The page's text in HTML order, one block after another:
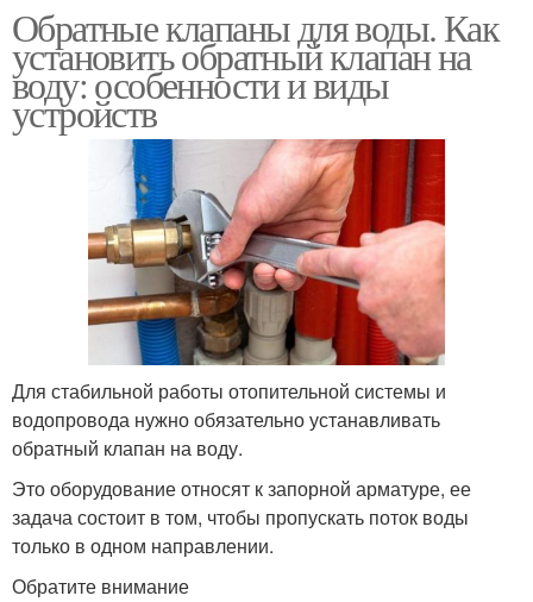
Обратные клапаны для воды. Как
установить обратный клапан на
воду: особенности и виды
устройств
Для стабильной работы отопительной системы и
водопровода нужно обязательно устанавливать
обратный клапан на воду.
Это оборудование относят к запорной арматуре, ее
задача состоит в том, чтобы пропускать поток воды
только в одном направлении.
Обратите внимание